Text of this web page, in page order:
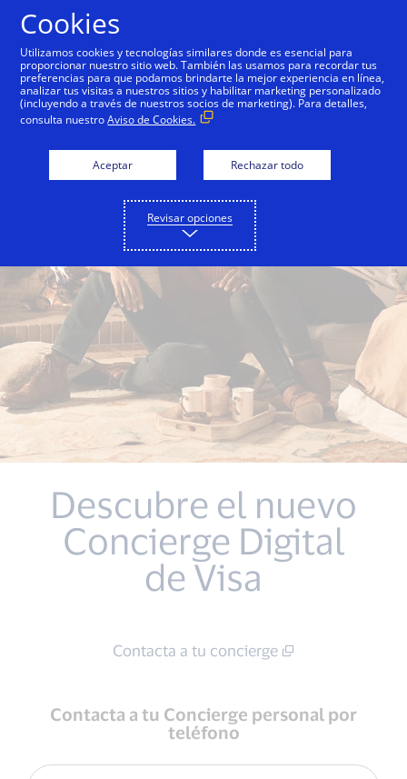
Descubre el nuevo
Concierge Digital
de Visa
Contacta a tu concierge
Contacta a tu Concierge personal por
teléfono
Cookies
Utilizamos cookies y tecnologías similares donde es esencial para
proporcionar nuestro sitio web. También las usamos para recordar tus
preferencias para que podamos brindarte la mejor experiencia en línea,
analizar tus visitas a nuestros sitios y habilitar marketing personalizado
(incluyendo a través de nuestros socios de marketing). Para detalles,
consulta nuestroAviso de Cookies.
Aceptar Rechazar todo
Revisar opciones